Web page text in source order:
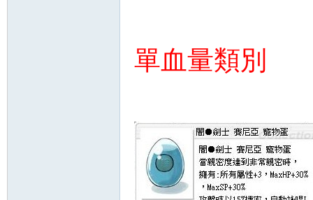
單血量類別